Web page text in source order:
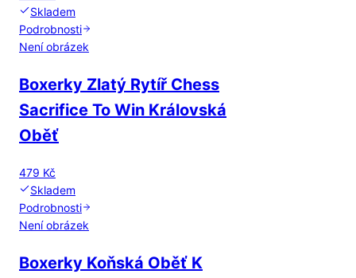
Skladem
Podrobnosti
Není obrázek
Boxerky Zlatý Rytíř Chess
Sacrifice To Win Královská
Oběť
479 Kč
Skladem
Podrobnosti
Není obrázek
Boxerky Koňská Oběť K